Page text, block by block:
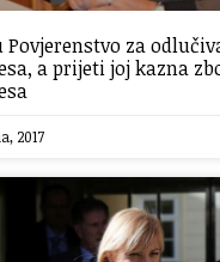
Povjerenstvo za
a prijeti joj kazna
2017